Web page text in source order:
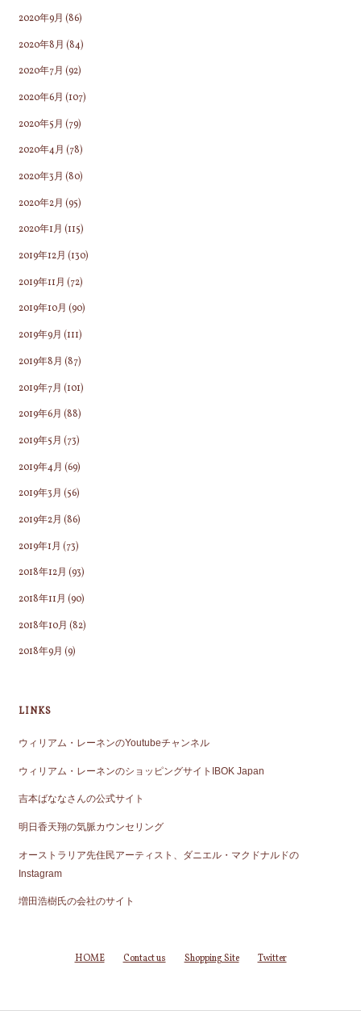
2020年9月 (86)
2020年8月 (84)
2020年7月 (92)
2020年6月 (107)
2020年5月 (79)
2020年4月 (78)
2020年3月 (80)
2020年2月 (95)
2020年1月 (115)
2019年12月 (130)
2019年11月 (72)
2019年10月 (90)
2019年9月 (111)
2019年8月 (87)
2019年7月 (101)
2019年6月 (88)
2019年5月 (73)
2019年4月 (69)
2019年3月 (56)
2019年2月 (86)
2019年1月 (73)
2018年12月 (93)
2018年11月 (90)
2018年10月 (82)
2018年9月 (9)
LINKS
ウィリアム・レーネンのYoutubeチャンネル
ウィリアム・レーネンのショッピングサイトIBOK Japan
吉本ばななさんの公式サイト
明日香天翔の気脈カウンセリング
オーストラリア先住民アーティスト、ダニエル・マクドナルドの
Instagram
増田浩樹氏の会社のサイト
HOME Contact us Shopping Site Twitter